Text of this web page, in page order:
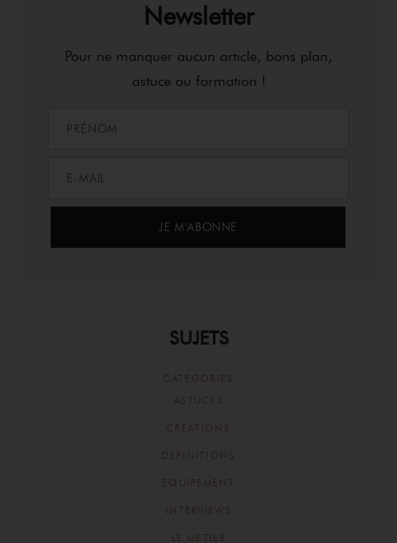
Newsletter
Pour ne manquer aucun article, bons plan,
astuce ou formation !
SUJETS
CATEGORIES
ASTUCES
CREATIONS
DEFINITIONS
EQUIPEMENT
INTERVIEWS
LE METIER